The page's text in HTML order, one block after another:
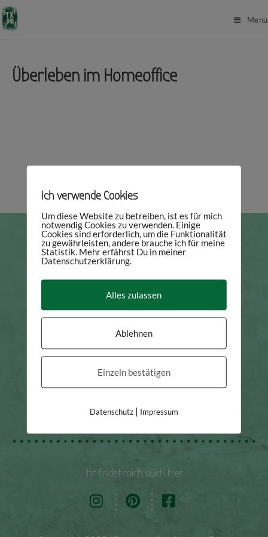
Menü
Überleben im Homeoffice
Ihr findet mich auch hier
Ich verwende Cookies
Um diese Website zu betreiben, ist es für mich
notwendig Cookies zu verwenden. Einige
Cookies sind erforderlich, um die Funktionalität
zu gewährleisten, andere brauche ich für meine
Statistik. Mehr erfährst Du in meiner
Datenschutzerklärung.
Alles zulassen
Ablehnen
Einzeln bestätigen
Datenschutz| Impressum